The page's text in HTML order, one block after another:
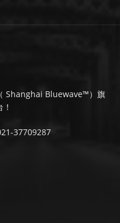
Shanghai Bluewave™）旗
37709287